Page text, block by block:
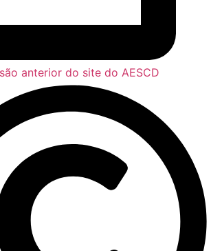
anterior do site do AESCD